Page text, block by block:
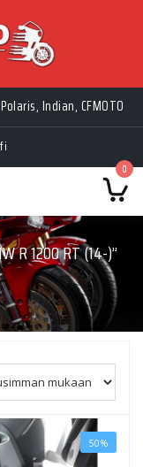
Indian, CFMOTO
0
R 1200 RT (14-)”
50%